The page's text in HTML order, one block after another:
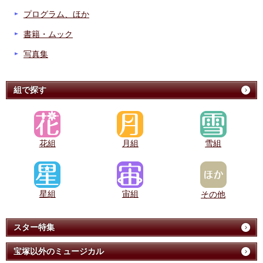
プログラム、ほか
書籍・ムック
写真集
組で探す
花組 月組 雪組
星組 宙組 その他
スター特集
宝塚以外のミュージカル